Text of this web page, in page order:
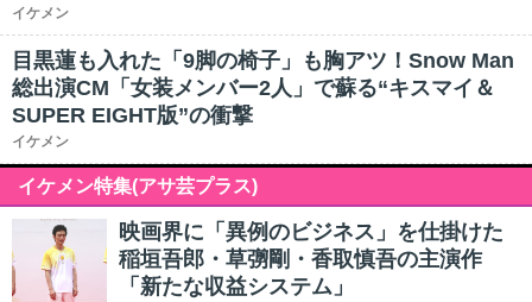
イケメン
目黒蓮も入れた「9脚の椅子」も胸アツ！Snow Man
総出演CM「女装メンバー2人」で蘇る“キスマイ＆
SUPER EIGHT版”の衝撃
イケメン
イケメン特集(アサ芸プラス)
映画界に「異例のビジネス」を仕掛けた
稲垣吾郎・草彅剛・香取慎吾の主演作
「新たな収益システム」